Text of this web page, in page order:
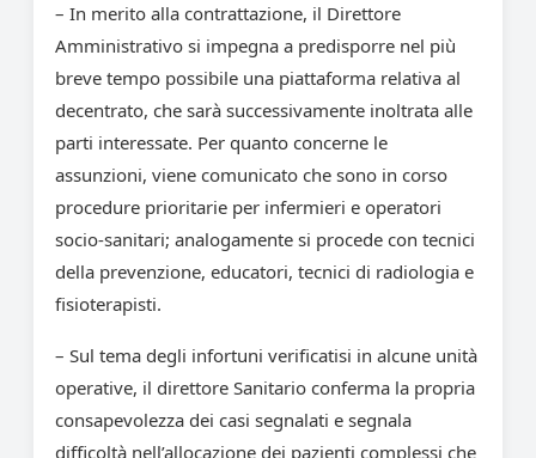
– In merito alla contrattazione, il Direttore
Amministrativo si impegna a predisporre nel più
breve tempo possibile una piattaforma relativa al
decentrato, che sarà successivamente inoltrata alle
parti interessate. Per quanto concerne le
assunzioni, viene comunicato che sono in corso
procedure prioritarie per infermieri e operatori
socio-sanitari; analogamente si procede con tecnici
della prevenzione, educatori, tecnici di radiologia e
fisioterapisti.
– Sul tema degli infortuni verificatisi in alcune unità
operative, il direttore Sanitario conferma la propria
consapevolezza dei casi segnalati e segnala
difficoltà nell’allocazione dei pazienti complessi che